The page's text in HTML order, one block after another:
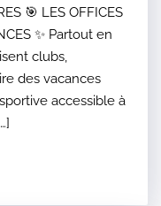
🎯 LES OFFICES
✨ Partout en
clubs,
des vacances
accessible à